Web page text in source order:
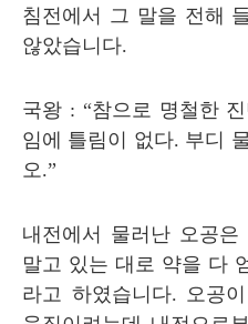
침전에서 그 말을 전해
않았습니다.
국왕 : “참으로 명철한
임에 틀림이 없다. 부디
오.”
내전에서 물러난 오공
말고 있는 대로 약을 다
라고 하였습니다. 오공